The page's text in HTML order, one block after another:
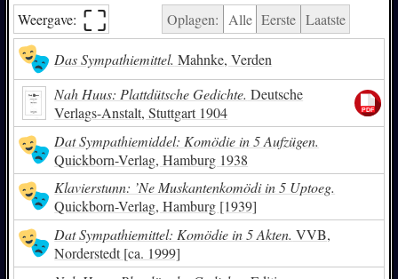
Weergave: ⛶︎ Oplagen: Alle Eerste Laatste
Das Sympathiemittel. Mahnke, Verden
Nah Huus: Plattdütsche Gedichte. Deutsche
Verlags-Anstalt, Stuttgart 1904
Dat Sympathiemiddel: Komödie in 5 Aufzügen.
Quickborn-Verlag, Hamburg 1938
Klavierstunn: ’Ne Muskantenkomödi in 5 Uptoeg.
Quickborn-Verlag, Hamburg [1939]
Dat Sympathiemittel: Komödie in 5 Akten. VVB,
Norderstedt [ca. 1999]